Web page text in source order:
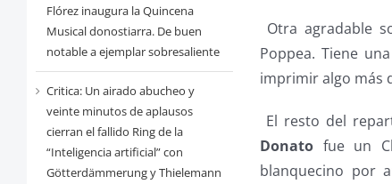
Flórez inaugura la Quincena
Musical donostiarra. De buen
notable a ejemplar sobresaliente
Critica: Un airado abucheo y
veinte minutos de aplausos
cierran el fallido Ring de la
“Inteligencia artificial” con
Götterdämmerung y Thielemann
Otra agradable
Poppea. Tiene
imprimir algo más
El resto del
Donato fue un
blanquecino por